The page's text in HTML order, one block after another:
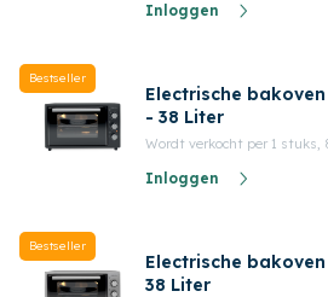
Inloggen
Bestseller
Electrische
- 38 Liter
Wordt verkocht per 1 stuks,
Inloggen
Bestseller
Electrische
38 Liter